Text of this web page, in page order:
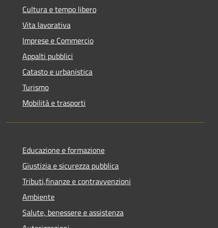
Cultura e tempo libero
Vita lavorativa
Imprese e Commercio
Appalti pubblici
Catasto e urbanistica
Turismo
Mobilità e trasporti
Educazione e formazione
Giustizia e sicurezza pubblica
Tributi,finanze e contravvenzioni
Ambiente
Salute, benessere e assistenza